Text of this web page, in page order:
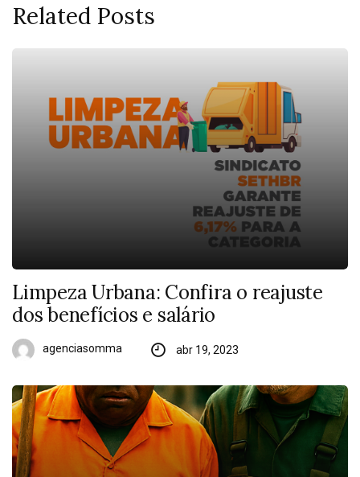
Related Posts
Limpeza Urbana: Confira o reajuste
dos benefícios e salário
agenciasomma abr 19, 2023